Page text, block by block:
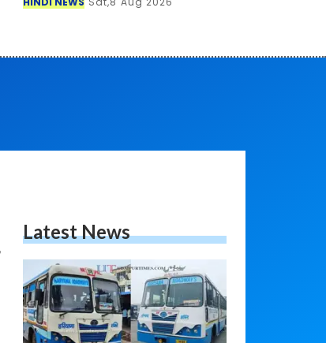
Latest News